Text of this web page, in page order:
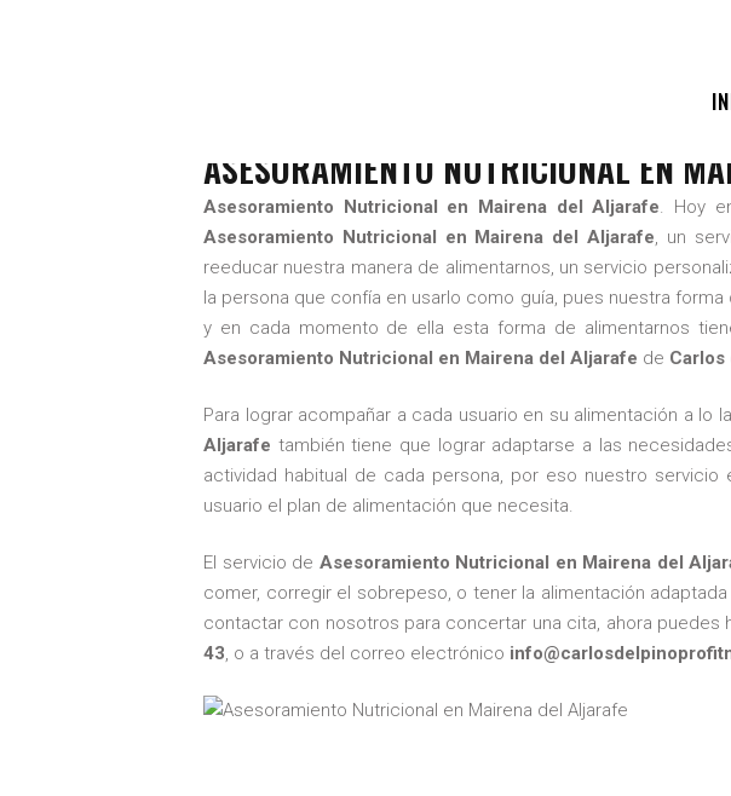
ASESORAMIENTO
ASESORAMIENTO NUTRICIONAL EN
Asesoramiento Nutricional en Mairena del Aljarafe. Hoy
Asesoramiento Nutricional en Mairena del Aljarafe, un
reeducar nuestra manera de alimentarnos, un servicio
la persona que confía en usarlo como guía, pues nuestra
y en cada momento de ella esta forma de alimentarnos
Asesoramiento Nutricional en Mairena del Aljarafe de Carlos
Para lograr acompañar a cada usuario en su alimentación a lo
Aljarafe también tiene que lograr adaptarse a las
actividad habitual de cada persona, por eso nuestro
usuario el plan de alimentación que necesita.
El servicio de Asesoramiento Nutricional en Mairena del
comer, corregir el sobrepeso, o tener la alimentación
contactar con nosotros para concertar una cita, ahora puedes
43, o a través del correo electrónico